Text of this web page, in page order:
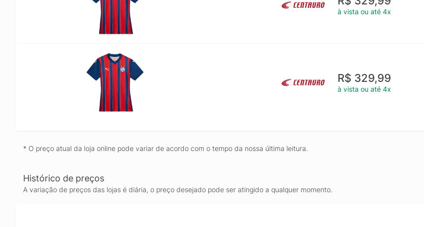
à vista ou até 4x
R$ 329,99
à vista ou até 4x
* O preço atual da loja online pode variar de acordo com o tempo da nossa última leitura.
Histórico de preços
A variação de preços das lojas é diária, o preço desejado pode ser atingido a qualquer momento.